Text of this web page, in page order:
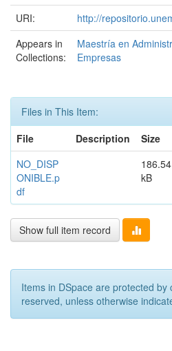
URI:
http://
Appears in
Collections:
Maestría en
Empresas
Files in This Item:
File
Description Size
NO_DISP
ONIBLE.p
df
186.54
kB
Show full item record
Items in DSpace are protected by
reserved, unless otherwise